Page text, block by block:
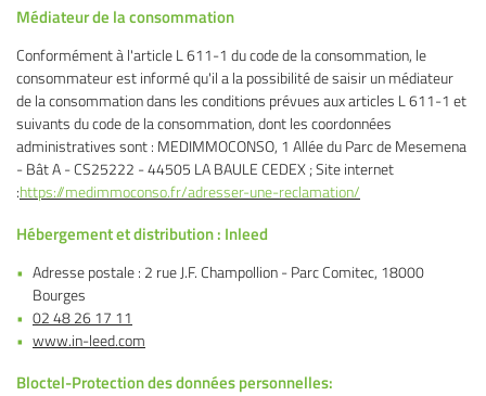
Inscription
Médiateur de la consommation
Conformément à l'article L 611-1 du code de la consommation, le
consommateur est informé qu'il a la possibilité de saisir un médiateur
de la consommation dans les conditions prévues aux articles L 611-1 et
suivants du code de la consommation, dont les coordonnées
administratives sont : MEDIMMOCONSO, 1 Allée du Parc de Mesemena
- Bât A - CS25222 - 44505 LA BAULE CEDEX ; Site internet
:https://medimmoconso.fr/adresser-une-reclamation/
Hébergement et distribution : Inleed
Adresse postale : 2 rue J.F. Champollion - Parc Comitec, 18000
Bourges
02 48 26 17 11
www.in-leed.com
Bloctel-Protection des données personnelles: